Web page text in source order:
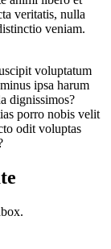
veritatis, nulla
veniam.
voluptatum
ipsa harum
dignissimos?
porro nobis velit
odit voluptas